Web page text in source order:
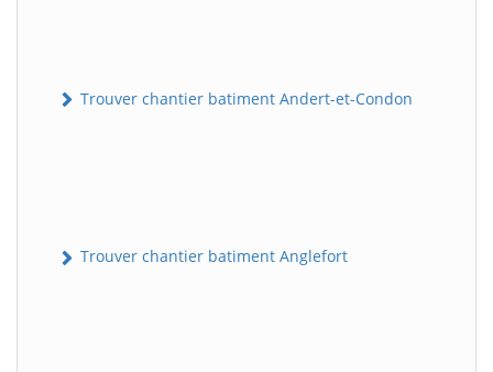
Trouver chantier batiment Andert-et-Condon
Trouver chantier batiment Anglefort